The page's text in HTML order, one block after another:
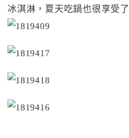
冰淇淋，夏天吃鍋也很享受了